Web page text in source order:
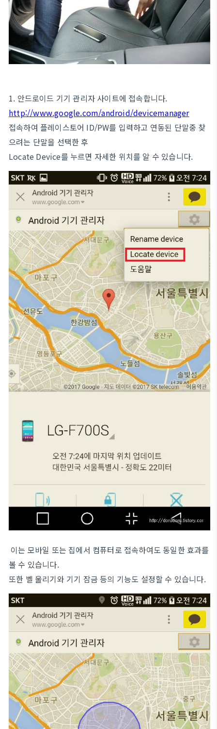
1. 안드로이드 기기 관리자 사이트에 접속합니다.
http://www.google.com/android/devicemanager
접속하여 플레이스토어 ID/PW를 입력하고 연동된 단말중 찾
으려는 단말을 선택한 후
Locate Device를 누르면 자세한 위치를 알 수 있습니다.
이는 모바일 또는 집에서 컴퓨터로 접속하여도 동일한 효과를
볼 수 있습니다.
또한 벨 울리기와 기기 잠금 등의 기능도 설정할 수 있습니다.